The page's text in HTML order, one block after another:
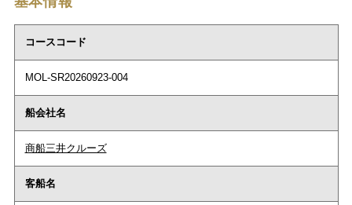
コースコード
MOL-SR20260923-004
船会社名
商船三井クルーズ
客船名